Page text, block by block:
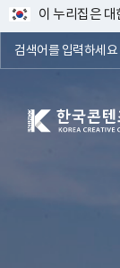
이 누리집은
한국콘텐츠진흥원 KOREA CREATIVE